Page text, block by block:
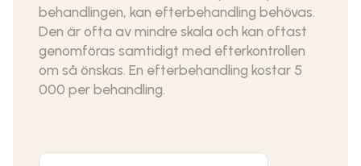
behandlingen, kan efterbehandling behövas.
Den är ofta av mindre skala och kan oftast
genomföras samtidigt med efterkontrollen
om så önskas. En efterbehandling kostar 5
000 per behandling.